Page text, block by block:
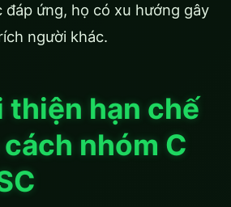
ứng, họ có xu hướng gây
người khác.
thiện hạn chế
nhóm C